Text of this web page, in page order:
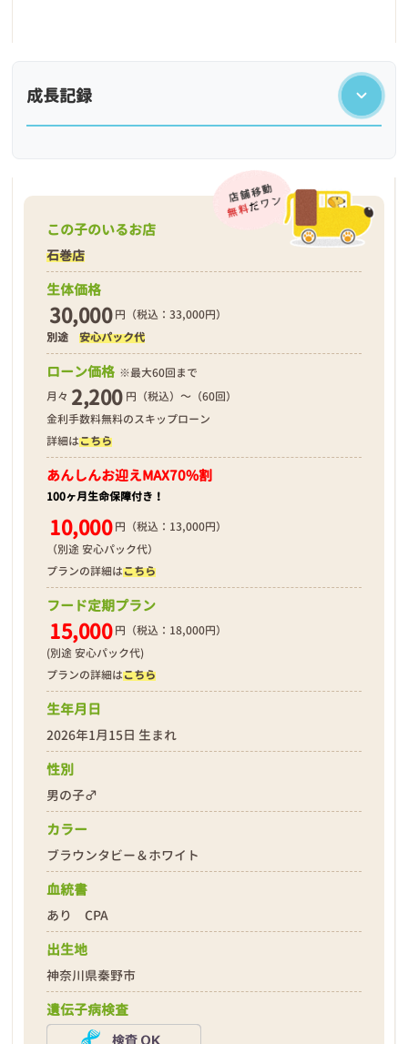
成長記録
2026年01月19日
❮ ❯
この子のいるお店
石巻店
生体価格
30,000 円（税込：33,000円）
別途安心パック代
ローン価格 ※最大60回まで
月々 2,200 円（税込）～（60回）
金利手数料無料のスキップローン
詳細はこちら
あんしんお迎えMAX70%割
100ヶ月生命保障付き！
10,000 円（税込：13,000円）
（別途 安心パック代）
プランの詳細はこちら
フード定期プラン
15,000 円（税込：18,000円）
(別途 安心パック代)
プランの詳細はこちら
生年月日
2026年1月15日 生まれ
性別
男の子♂
カラー
ブラウンタビー＆ホワイト
血統書
あり CPA
出生地
神奈川県秦野市
遺伝子病検査